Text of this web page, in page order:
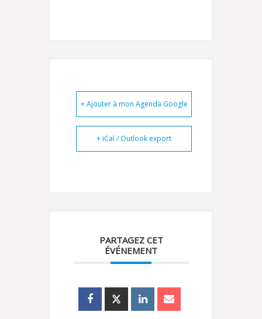
+ Ajouter à mon Agenda Google
+ iCal / Outlook export
PARTAGEZ CET
ÉVÉNEMENT